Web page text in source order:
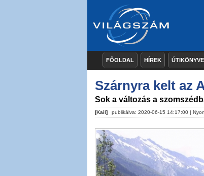
FŐOLDAL HÍREK
Szárnyra kelt az
Sok a változás a
[Kail] publikálva: 2020-06-15 14:17:00 |